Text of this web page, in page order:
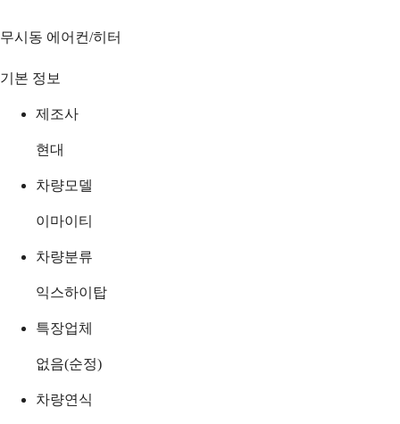
무시동 에어컨/히터
기본 정보
제조사
현대
차량모델
이마이티
차량분류
익스하이탑
특장업체
없음(순정)
차량연식